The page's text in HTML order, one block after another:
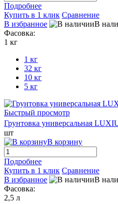
Подробнее
Купить в 1 клик Сравнение
В избранное
В
Фасовка:
1 кг
1 кг
32 кг
10 кг
5 кг
Быстрый просмотр
Грунтовка универсальная
шт
В корзину
Подробнее
Купить в 1 клик Сравнение
В избранное
В
Фасовка:
2,5 л